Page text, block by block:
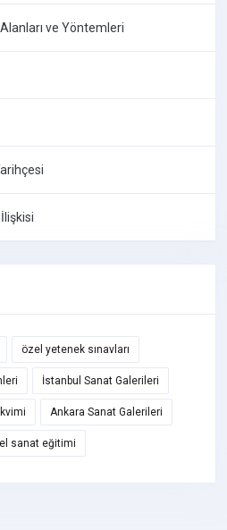
ve Yöntemleri
özel yetenek sınavları
İstanbul Sanat Galerileri
Ankara Sanat Galerileri
sanat eğitimi